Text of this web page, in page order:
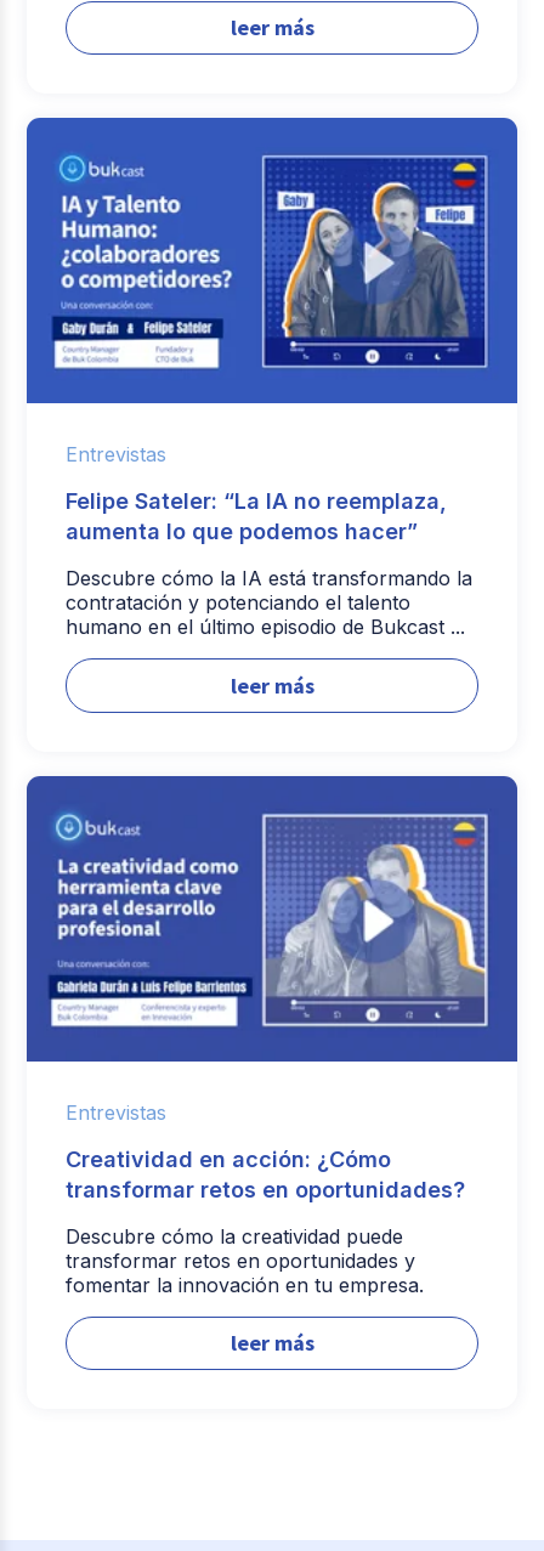
leer más
Entrevistas
Felipe Sateler: “La IA no reemplaza,
aumenta lo que podemos hacer”
Descubre cómo la IA está transformando la
contratación y potenciando el talento
humano en el último episodio de Bukcast ...
leer más
Entrevistas
Creatividad en acción: ¿Cómo
transformar retos en oportunidades?
Descubre cómo la creatividad puede
transformar retos en oportunidades y
fomentar la innovación en tu empresa.
leer más